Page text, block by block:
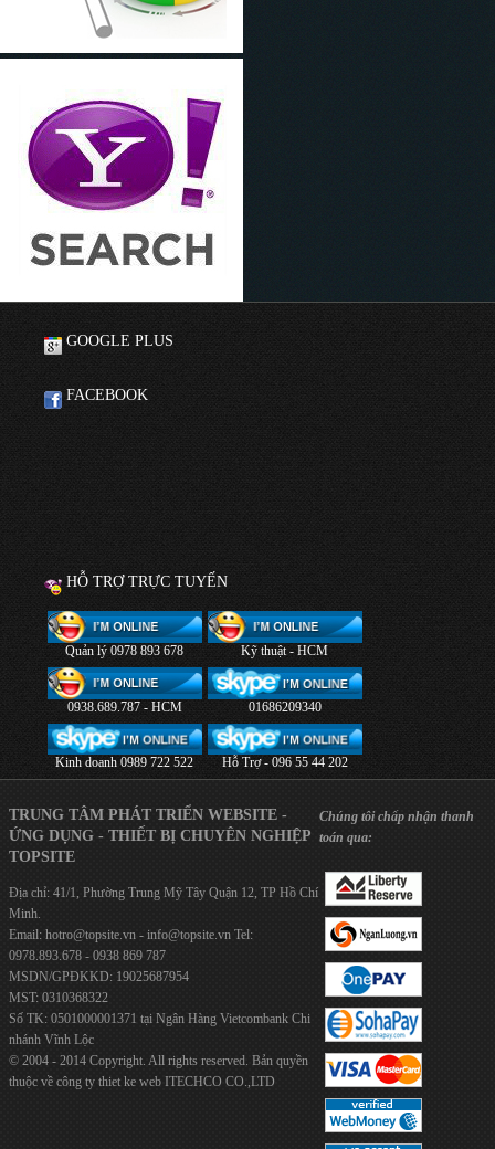
GOOGLE PLUS
FACEBOOK
HỖ TRỢ TRỰC TUYẾN
Quản lý 0978 893 678 Kỹ thuật - HCM
0938.689.787 - HCM 01686209340
Kinh doanh 0989 722 522 Hỗ Trợ - 096 55 44 202
TRUNG TÂM PHÁT TRIỂN WEBSITE -
ỨNG DỤNG - THIẾT BỊ CHUYÊN NGHIỆP
TOPSITE
Địa chỉ: 41/1, Phường Trung Mỹ Tây Quận 12, TP Hồ Chí
Minh.
Email: hotro@topsite.vn - info@topsite.vn Tel:
0978.893.678 - 0938 869 787
MSDN/GPĐKKD: 19025687954
MST: 0310368322
Số TK: 0501000001371 tại Ngân Hàng Vietcombank Chi
nhánh Vĩnh Lộc
© 2004 - 2014 Copyright. All rights reserved. Bản quyền
thuộc về công ty thiet ke web ITECHCO CO.,LTD
Chúng tôi chấp nhận thanh
toán qua: